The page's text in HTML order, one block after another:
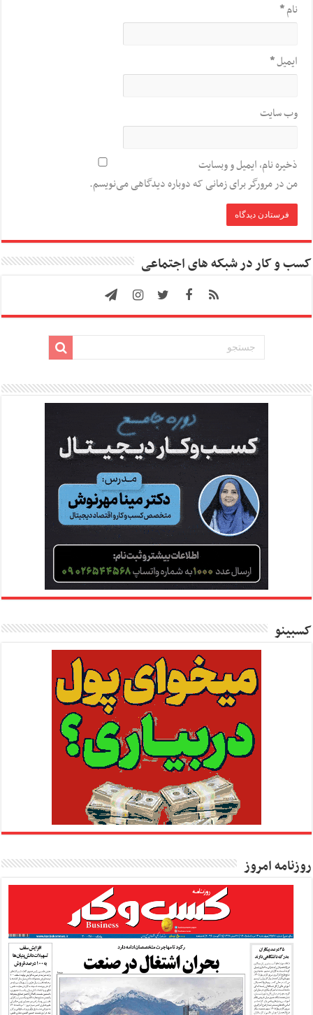
نام*
ایمیل*
وب‌ سایت
ذخیره نام، ایمیل و وبسایت
من در مرورگر برای زمانی که دوباره دیدگاهی می‌نویسم.
کسب و کار در شبکه های اجتماعی
کسبینو
روزنامه امروز